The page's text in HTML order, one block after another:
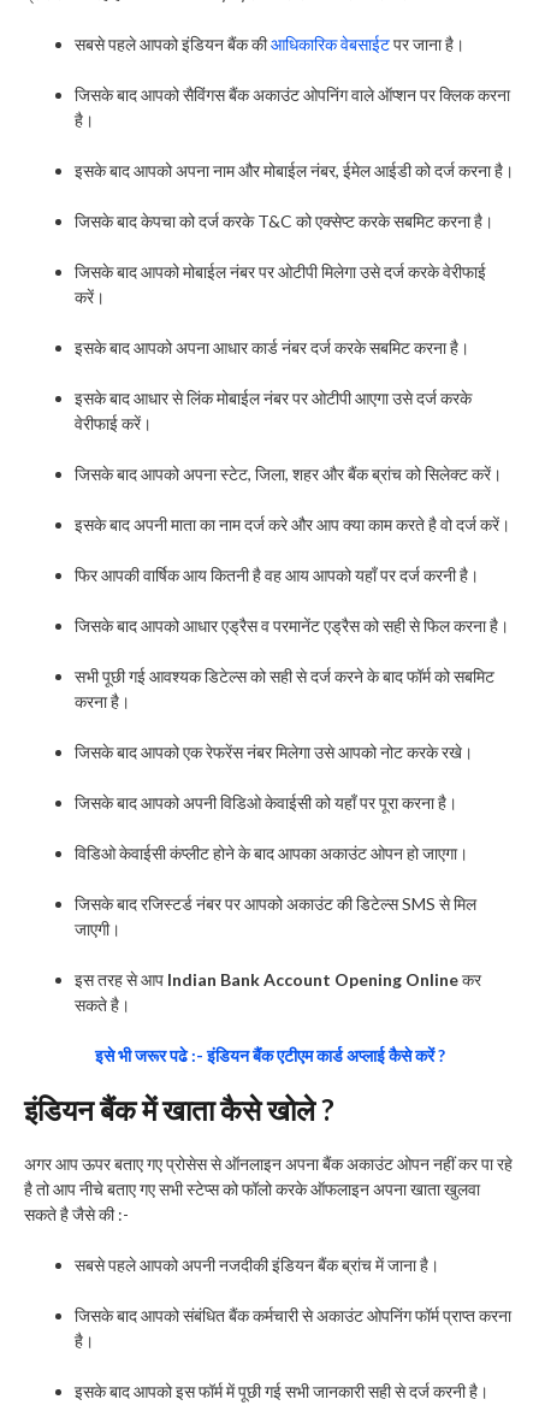
सबसे पहले आपको इंडियन बैंक कीआधिकारिक वेबसाईटपर जाना है।
जिसके बाद आपको सैविंगस बैंक अकाउंट ओपनिंग वाले ऑप्शन पर क्लिक करना
है।
इसके बाद आपको अपना नाम और मोबाईल नंबर, ईमेल आईडी को दर्ज करना है।
जिसके बाद केपचा को दर्ज करके T&C को एक्सेप्ट करके सबमिट करना है।
जिसके बाद आपको मोबाईल नंबर पर ओटीपी मिलेगा उसे दर्ज करके वेरीफाई
करें।
इसके बाद आपको अपना आधार कार्ड नंबर दर्ज करके सबमिट करना है।
इसके बाद आधार से लिंक मोबाईल नंबर पर ओटीपी आएगा उसे दर्ज करके
वेरीफाई करें।
जिसके बाद आपको अपना स्टेट, जिला, शहर और बैंक ब्रांच को सिलेक्ट करें।
इसके बाद अपनी माता का नाम दर्ज करे और आप क्या काम करते है वो दर्ज करें।
फिर आपकी वार्षिक आय कितनी है वह आय आपको यहाँ पर दर्ज करनी है।
जिसके बाद आपको आधार एड्रैस व परमानेंट एड्रैस को सही से फिल करना है।
सभी पूछी गई आवश्यक डिटेल्स को सही से दर्ज करने के बाद फॉर्म को सबमिट
करना है।
जिसके बाद आपको एक रेफरेंस नंबर मिलेगा उसे आपको नोट करके रखे।
जिसके बाद आपको अपनी विडिओ केवाईसी को यहाँ पर पूरा करना है।
विडिओ केवाईसी कंप्लीट होने के बाद आपका अकाउंट ओपन हो जाएगा।
जिसके बाद रजिस्टर्ड नंबर पर आपको अकाउंट की डिटेल्स SMS से मिल
जाएगी।
इस तरह से आप Indian Bank Account Opening Onlineकर
सकते है।
इसे भी जरूर पढे :- इंडियन बैंक एटीएम कार्ड अप्लाई कैसे करें ?
इंडियन बैंक में खाता कैसे खोले ?
अगर आप ऊपर बताए गए प्रोसेस से ऑनलाइन अपना बैंक अकाउंट ओपन नहीं कर पा रहे
है तो आप नीचे बताए गए सभी स्टेप्स को फॉलो करके ऑफलाइन अपना खाता खुलवा
सकते है जैसे की :-
सबसे पहले आपको अपनी नजदीकी इंडियन बैंक ब्रांच में जाना है।
जिसके बाद आपको संबंधित बैंक कर्मचारी से अकाउंट ओपनिंग फॉर्म प्राप्त करना
है।
इसके बाद आपको इस फॉर्म में पूछी गई सभी जानकारी सही से दर्ज करनी है।